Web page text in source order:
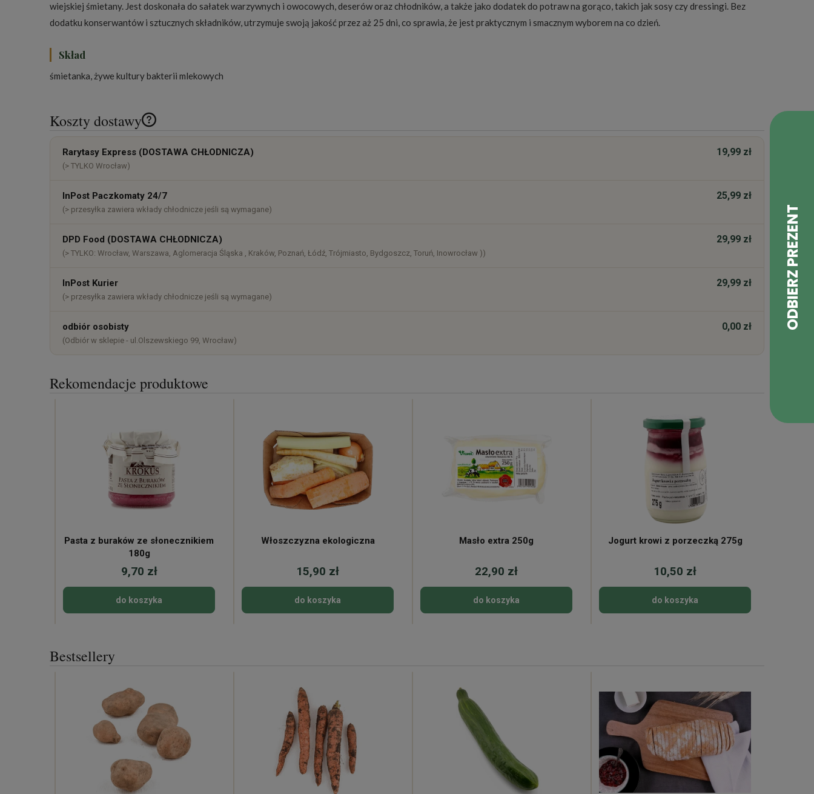
wiejskiej śmietany. Jest doskonała do sałatek warzywnych i owocowych, deserów oraz chłodników, a także jako dodatek do potraw na gorąco, takich jak sosy czy dressingi. Bez
dodatku konserwantów i sztucznych składników, utrzymuje swoją jakość przez aż 25 dni, co sprawia, że jest praktycznym i smacznym wyborem na co dzień.
Skład
śmietanka, żywe kultury bakterii mlekowych
Koszty dostawy
Cena nie zawiera ewentualnych kosztów
Rarytasy Express (DOSTAWA CHŁODNICZA)
(> TYLKO Wrocław)
19,99 zł
InPost Paczkomaty 24/7
(> przesyłka zawiera wkłady chłodnicze jeśli są wymagane)
25,99 zł
DPD Food (DOSTAWA CHŁODNICZA)
(> TYLKO: Wrocław, Warszawa, Aglomeracja Śląska , Kraków, Poznań, Łódź, Trójmiasto, Bydgoszcz, Toruń, Inowrocław ))
29,99 zł
InPost Kurier
(> przesyłka zawiera wkłady chłodnicze jeśli są wymagane)
29,99 zł
odbiór osobisty
(Odbiór w sklepie - ul.Olszewskiego 99, Wrocław)
0,00 zł
Rekomendacje produktowe
Pasta z buraków ze słonecznikiem
180g
9,70 zł
do koszyka
Włoszczyzna ekologiczna
15,90 zł
do koszyka
Masło extra 250g
22,90 zł
do koszyka
Jogurt krowi z porzeczką 275g
10,50 zł
do koszyka
Bestsellery